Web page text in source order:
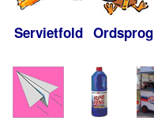
Servietfold Ordsprog